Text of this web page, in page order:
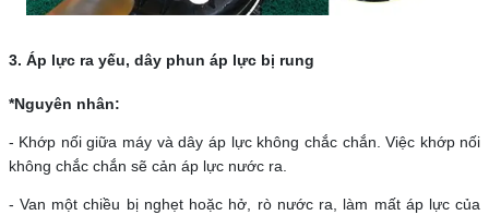
3. Áp lực ra yếu, dây phun áp lực bị rung
*Nguyên nhân:
- Khớp nối giữa máy và dây áp lực không chắc chắn. Việc khớp nối
không chắc chắn sẽ cản áp lực nước ra.
- Van một chiều bị nghẹt hoặc hở, rò nước ra, làm mất áp lực của